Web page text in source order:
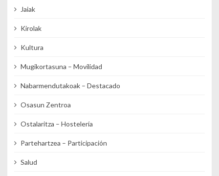
Jaiak
Kirolak
Kultura
Mugikortasuna – Movilidad
Nabarmendutakoak – Destacado
Osasun Zentroa
Ostalaritza – Hostelería
Partehartzea – Participación
Salud